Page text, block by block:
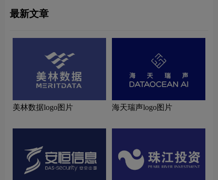
最新文章
美林数据logo图片 海天瑞声logo图片